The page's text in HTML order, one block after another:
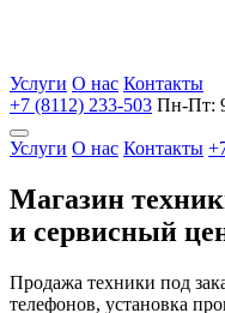
Услуги О нас Контакты
+7 (8112) 233-503 Пн-Пт:
Услуги О нас Контакты
Магазин
и сервисный
Продажа техники под
телефонов, установка